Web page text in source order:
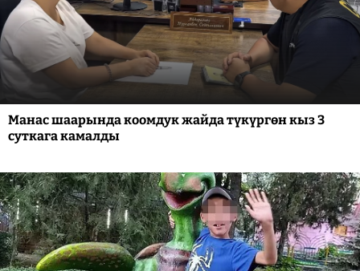
Манас шаарында коомдук жайда түкүргөн кыз 3
суткага камалды